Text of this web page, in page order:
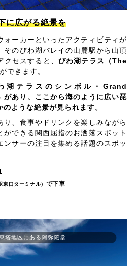
に広がる絶景を
ォーカーといったアクティビティが
そのびわ湖バレイの山麓駅から山頂
セスすると、 びわ湖テラス（The
できます。
湖テラスのシンボル・Grand
があり、ここから海のように広い琵
ような絶景が見られます。
り、食事やドリンクを楽しみながら
ができる関西屈指のお洒落スポット
ンサーの注目を集める話題のスポッ
東口ターミナル） で下車
塔地区にある阿弥陀堂